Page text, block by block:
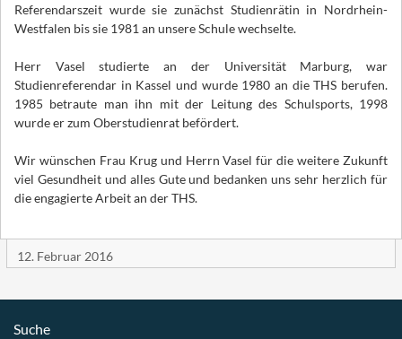
Referendarszeit wurde sie zunächst Studienrätin in Nordrhein-
Westfalen bis sie 1981 an unsere Schule wechselte.
Herr Vasel studierte an der Universität Marburg, war
Studienreferendar in Kassel und wurde 1980 an die THS berufen.
1985 betraute man ihn mit der Leitung des Schulsports, 1998
wurde er zum Oberstudienrat befördert.
Wir wünschen Frau Krug und Herrn Vasel für die weitere Zukunft
viel Gesundheit und alles Gute und bedanken uns sehr herzlich für
die engagierte Arbeit an der THS.
12. Februar 2016
Suche